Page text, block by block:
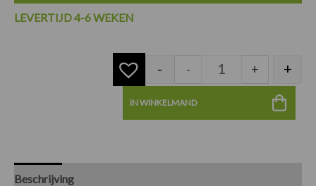
LEVERTIJD 4-6 WEKEN
- - + +
IN WINKELMAND
Beschrijving